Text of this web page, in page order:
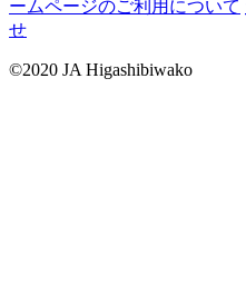
ームページのご利用について
せ
©2020 JA Higashibiwako